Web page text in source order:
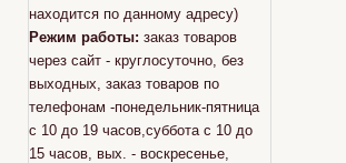
находится по данному адресу)
Режим работы: заказ товаров
через сайт - круглосуточно, без
выходных, заказ товаров по
телефонам -понедельник-пятница
с 10 до 19 часов,суббота с 10 до
15 часов, вых. - воскресенье,